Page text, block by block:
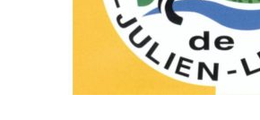
Beaumont-du-Lac